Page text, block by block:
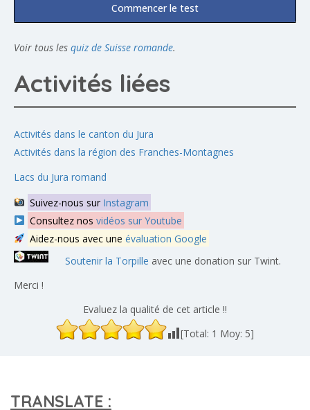
Commencer le test
Voir tous les quiz de Suisse romande.
Activités liées
Activités dans le canton du Jura
Activités dans la région des Franches-Montagnes
Lacs du Jura romand
Suivez-nous sur Instagram
Consultez nos vidéos sur Youtube
Aidez-nous avec une évaluation Google
Soutenir la Torpille avec une donation sur Twint.
Merci !
Evaluez la qualité de cet article !!
[Total: 1 Moy: 5]
TRANSLATE :